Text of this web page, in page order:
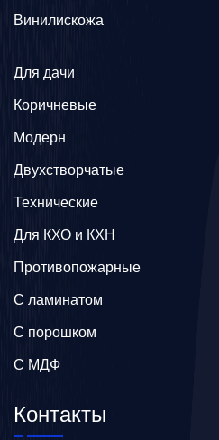
Винилискожа
Для дачи
Коричневые
Модерн
Двухстворчатые
Технические
Для КХО и КХН
Противопожарные
С ламинатом
С порошком
С МДФ
Контакты